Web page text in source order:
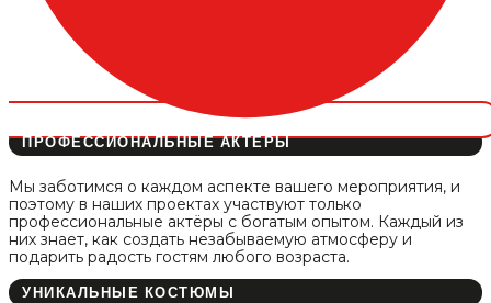
ПРОФЕССИОНАЛЬНЫЕ АКТЁРЫ
Мы заботимся о каждом аспекте вашего мероприятия, и
поэтому в наших проектах участвуют только
профессиональные актёры с богатым опытом. Каждый из
них знает, как создать незабываемую атмосферу и
подарить радость гостям любого возраста.
УНИКАЛЬНЫЕ КОСТЮМЫ